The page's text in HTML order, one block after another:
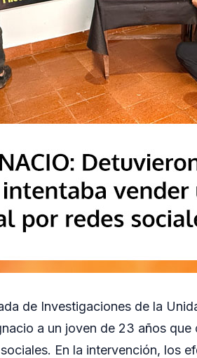
de Investigaciones de la
a un joven de 23 años
En la intervención, los